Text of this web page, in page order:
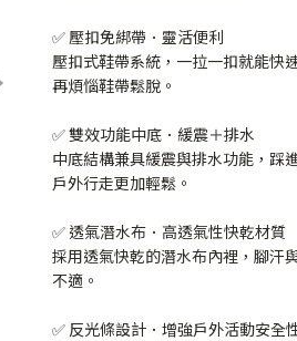
✅ 壓扣免綁帶．靈活便利
壓扣式鞋帶系統，一拉一扣就能快
再煩惱鞋帶鬆脫。
✅ 雙效功能中底．緩震＋排水
中底結構兼具緩震與排水功能，踩
戶外行走更加輕鬆。
✅ 透氣潛水布．高透氣性快乾材質
採用透氣快乾的潛水布內裡，腳汗
不適。
✅ 反光條設計．增強戶外活動安全